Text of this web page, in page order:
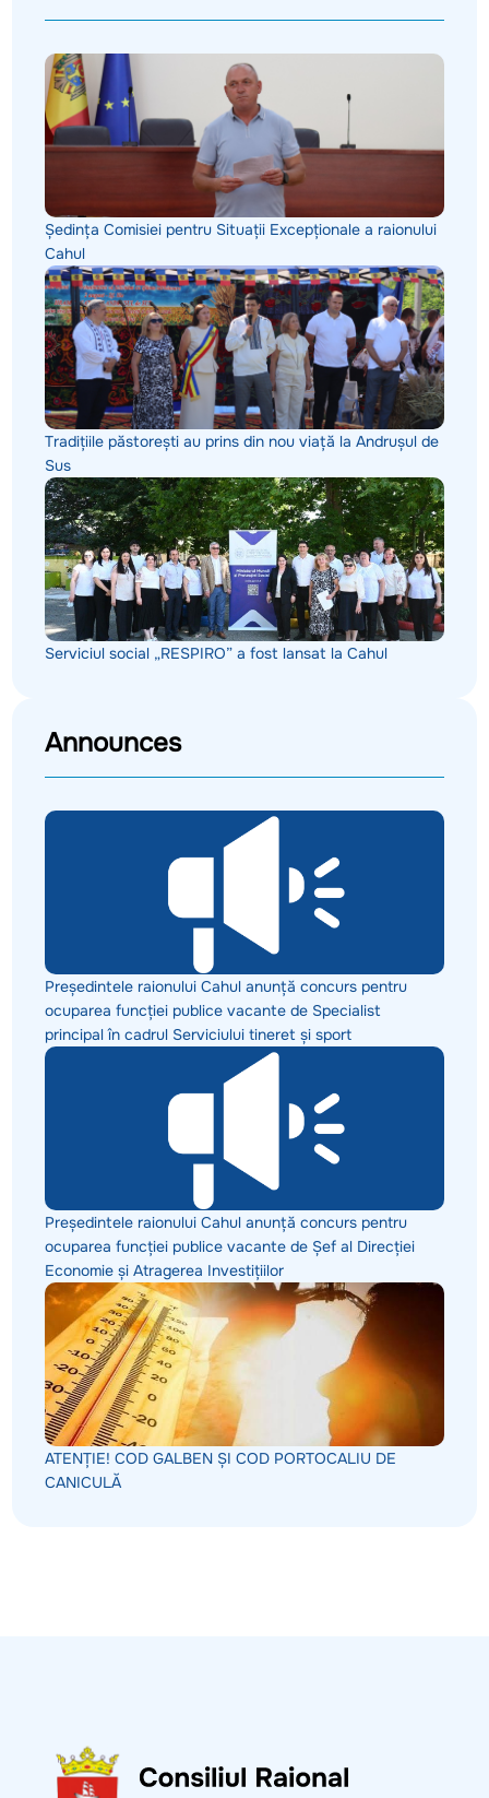
Ședința Comisiei pentru Situații Excepționale a raionului
Cahul
Tradițiile păstorești au prins din nou viață la Andrușul de
Sus
Serviciul social „RESPIRO” a fost lansat la Cahul
Announces
Președintele raionului Cahul anunță concurs pentru
ocuparea funcției publice vacante de Specialist
principal în cadrul Serviciului tineret și sport
Președintele raionului Cahul anunță concurs pentru
ocuparea funcției publice vacante de Șef al Direcției
Economie și Atragerea Investițiilor
ATENȚIE! COD GALBEN ȘI COD PORTOCALIU DE
CANICULĂ